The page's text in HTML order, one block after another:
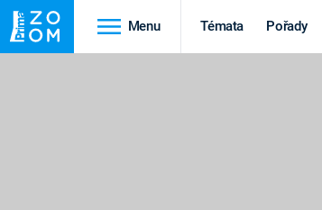
Menu Témata Pořady